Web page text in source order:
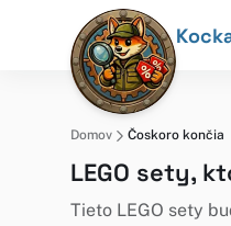
Domov Čoskoro končia
LEGO sety,
Tieto LEGO sety